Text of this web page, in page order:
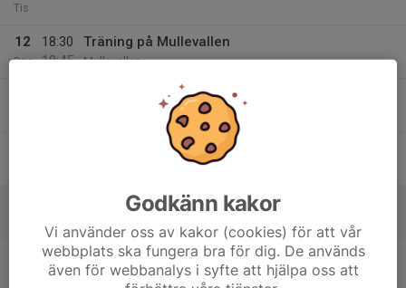
Tis
12
Ons
18:30
19:45
Träning på Mullevallen
Mullevallen
Godkänn kakor
Vi använder oss av kakor (cookies) för att vår
webbplats ska fungera bra för dig. De används
även för webbanalys i syfte att hjälpa oss att